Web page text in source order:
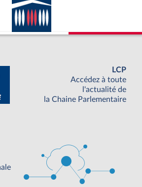
LCP
Accédez à toute
l'actualité de
la Chaine Parlementaire